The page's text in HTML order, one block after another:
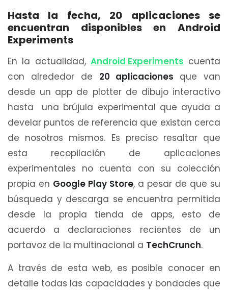
Hasta la fecha, 20 aplicaciones se
encuentran disponibles en Android
Experiments
En la actualidad, Android Experiments cuenta
con alrededor de 20 aplicaciones que van
desde un app de plotter de dibujo interactivo
hasta una brújula experimental que ayuda a
develar puntos de referencia que existan cerca
de nosotros mismos. Es preciso resaltar que
esta recopilación de aplicaciones
experimentales no cuenta con su colección
propia en Google Play Store, a pesar de que su
búsqueda y descarga se encuentra permitida
desde la propia tienda de apps, esto de
acuerdo a declaraciones recientes de un
portavoz de la multinacional a TechCrunch.
A través de esta web, es posible conocer en
detalle todas las capacidades y bondades que